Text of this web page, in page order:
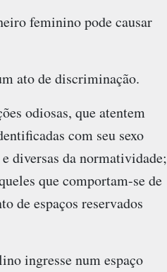
feminino pode causar
ato de discriminação.
odiosas, que atentem
com seu sexo
diversas da normatividade;
que comportam-se de
de espaços reservados
ingresse num espaço